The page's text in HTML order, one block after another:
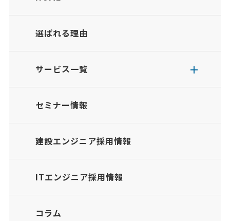
選ばれる理由
サービス一覧
セミナー情報
建設エンジニア採用情報
ITエンジニア採用情報
コラム